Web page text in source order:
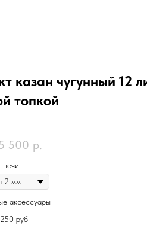
казан чугунный 12
топкой
500 р.
печи
аксессуары
руб